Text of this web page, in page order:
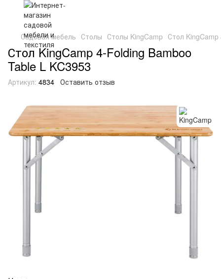
Садовая мебель Столы Столы KingCamp Стол
Стол KingCamp 4-Folding Bamboo
Table L KC3953
Артикул: 4834 Оставить отзыв